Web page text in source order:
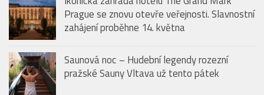
Prague se znovu otevře veřejnosti. Slavnostní
zahájení proběhne 14. května
Saunová noc – Hudební legendy rozezní
pražské Sauny Vltava už tento pátek